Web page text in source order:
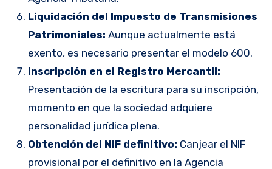
Liquidación del Impuesto de Transmisiones
Patrimoniales: Aunque actualmente está
exento, es necesario presentar el modelo 600.
Inscripción en el Registro Mercantil:
Presentación de la escritura para su inscripción,
momento en que la sociedad adquiere
personalidad jurídica plena.
Obtención del NIF definitivo: Canjear el NIF
provisional por el definitivo en la Agencia